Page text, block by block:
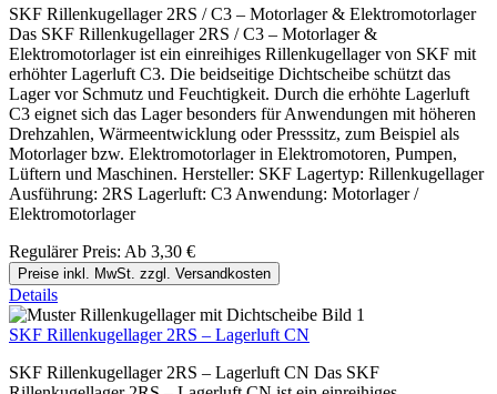
SKF Rillenkugellager 2RS / C3 – Motorlager & Elektromotorlager
Das SKF Rillenkugellager 2RS / C3 – Motorlager &
Elektromotorlager ist ein einreihiges Rillenkugellager von SKF mit
erhöhter Lagerluft C3. Die beidseitige Dichtscheibe schützt das
Lager vor Schmutz und Feuchtigkeit. Durch die erhöhte Lagerluft
C3 eignet sich das Lager besonders für Anwendungen mit höheren
Drehzahlen, Wärmeentwicklung oder Presssitz, zum Beispiel als
Motorlager bzw. Elektromotorlager in Elektromotoren, Pumpen,
Lüftern und Maschinen. Hersteller: SKF Lagertyp: Rillenkugellager
Ausführung: 2RS Lagerluft: C3 Anwendung: Motorlager /
Elektromotorlager
Regulärer Preis: Ab 3,30 €
Preise inkl. MwSt. zzgl. Versandkosten
Details
SKF Rillenkugellager 2RS – Lagerluft CN
SKF Rillenkugellager 2RS – Lagerluft CN Das SKF